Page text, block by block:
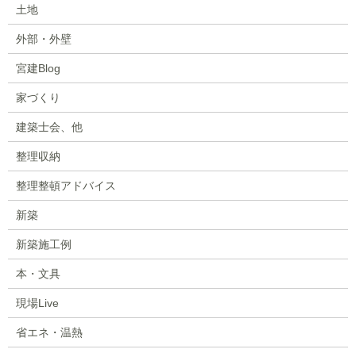
土地
外部・外壁
宮建Blog
家づくり
建築士会、他
整理収納
整理整頓アドバイス
新築
新築施工例
本・文具
現場Live
省エネ・温熱